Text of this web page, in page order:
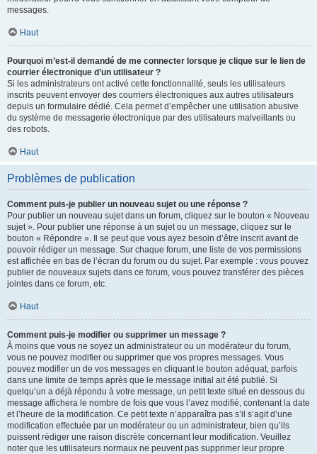
messages.
Haut
Pourquoi m’est-il demandé de me connecter lorsque je clique sur le lien de
courrier électronique d’un utilisateur ?
Si les administrateurs ont activé cette fonctionnalité, seuls les utilisateurs
inscrits peuvent envoyer des courriers électroniques aux autres utilisateurs
depuis un formulaire dédié. Cela permet d’empêcher une utilisation abusive
du système de messagerie électronique par des utilisateurs malveillants ou
des robots.
Haut
Problèmes de publication
Comment puis-je publier un nouveau sujet ou une réponse ?
Pour publier un nouveau sujet dans un forum, cliquez sur le bouton « Nouveau
sujet ». Pour publier une réponse à un sujet ou un message, cliquez sur le
bouton « Répondre ». Il se peut que vous ayez besoin d’être inscrit avant de
pouvoir rédiger un message. Sur chaque forum, une liste de vos permissions
est affichée en bas de l’écran du forum ou du sujet. Par exemple : vous pouvez
publier de nouveaux sujets dans ce forum, vous pouvez transférer des pièces
jointes dans ce forum, etc.
Haut
Comment puis-je modifier ou supprimer un message ?
À moins que vous ne soyez un administrateur ou un modérateur du forum,
vous ne pouvez modifier ou supprimer que vos propres messages. Vous
pouvez modifier un de vos messages en cliquant le bouton adéquat, parfois
dans une limite de temps après que le message initial ait été publié. Si
quelqu’un a déjà répondu à votre message, un petit texte situé en dessous du
message affichera le nombre de fois que vous l’avez modifié, contenant la date
et l’heure de la modification. Ce petit texte n’apparaîtra pas s’il s’agit d’une
modification effectuée par un modérateur ou un administrateur, bien qu’ils
puissent rédiger une raison discrète concernant leur modification. Veuillez
noter que les utilisateurs normaux ne peuvent pas supprimer leur propre